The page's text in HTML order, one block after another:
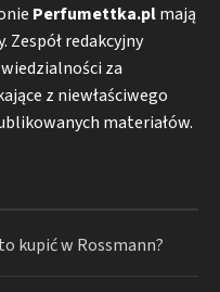
Perfumettka.plmają
Zespół redakcyjny
za
z niewłaściwego
materiałów.
kupić w Rossmann?